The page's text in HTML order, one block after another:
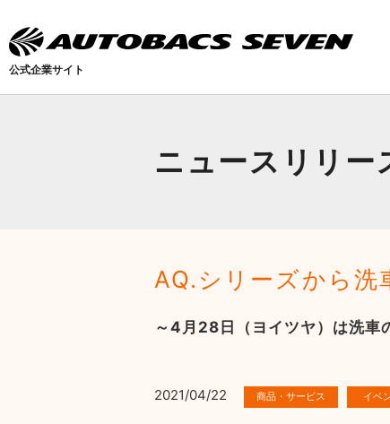
ニュースリリー
AQ.シリーズから洗
～4月28日（ヨイツヤ）は洗車
2021/04/22
公式企業サイト